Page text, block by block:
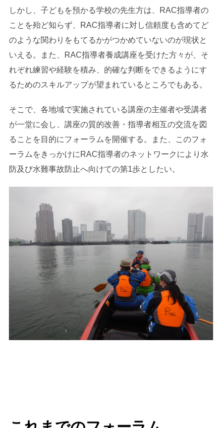
しかし、子どもを預かる学校の先生方は、RAC指導者の
ことを殆ど知らず、RAC指導者に対し信頼度も含めてど
のような関わりをもてるかがつかめていないのが現状と
いえる。また、RAC指導者養成講座を受けた方々が、そ
れぞれ練習や経験を積み、的確な判断をできるようにす
るためのスキルアップが望まれているところでもある。
そこで、各地域で実施されている講座の主催者や受講者
が一堂に会し、講座の質的改善・指導者相互の交流を図
ることを目的にフォーラムを開催する。また、このフォ
ーラムをきっかけにRAC指導者のネットワークにより水
防及び水難事故防止へ向けての第1歩としたい。